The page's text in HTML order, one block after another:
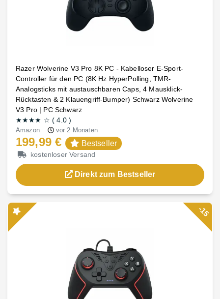
Razer Wolverine V3 Pro 8K PC - Kabelloser E-Sport-
Controller für den PC (8K Hz HyperPolling, TMR-
Analogsticks mit austauschbaren Caps, 4 Mausklick-
Rücktasten & 2 Klauengriff-Bumper) Schwarz Wolverine
V3 Pro | PC Schwarz
★★★★ ☆ (4.0)
Amazon vor 2 Monaten
199,99 € Bestseller
kostenloser Versand
Direkt zum Bestseller
-15